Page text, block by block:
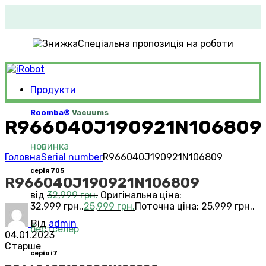
Спеціальна пропозиція на роботи
Продукти
Roomba® Vacuums
новинка
серія 705
від 32,999грн. Оригінальна ціна:
32,999 грн..25,999 грн.Поточна ціна: 25,999 грн..
бестселер
серія i7
R966040J190921N106809
ГоловнаSerial numberR966040J190921N106809
R966040J190921N106809
Від admin
04.01.2023
Старше